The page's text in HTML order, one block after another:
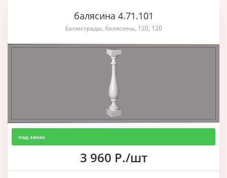
балясина 4.71.101
балюстрады, балясины, 120, 120
под заказ
3 960 Р./шт